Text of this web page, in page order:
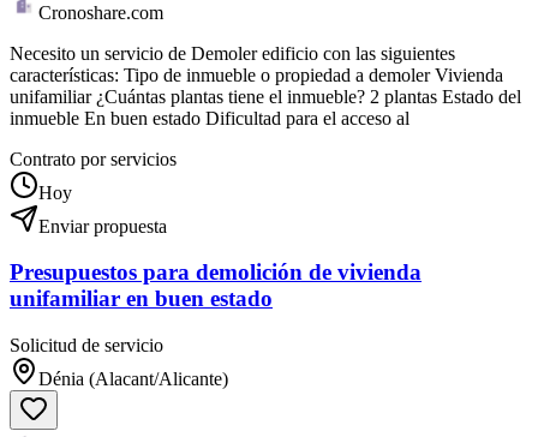
Cronoshare.com
Necesito un servicio de Demoler edificio con las siguientes
características: Tipo de inmueble o propiedad a demoler Vivienda
unifamiliar ¿Cuántas plantas tiene el inmueble? 2 plantas Estado del
inmueble En buen estado Dificultad para el acceso al
Contrato por servicios
Hoy
Enviar propuesta
Presupuestos para demolición de vivienda
unifamiliar en buen estado
Solicitud de servicio
Dénia (Alacant/Alicante)